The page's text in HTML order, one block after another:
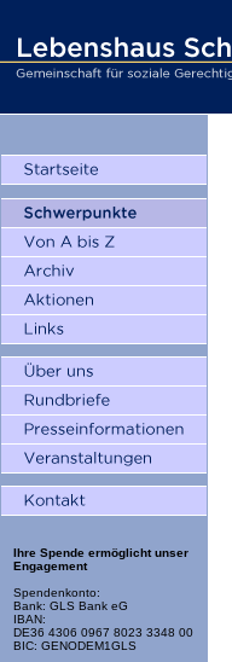
Ihre Spende ermöglicht unser
Engagement
Spendenkonto:
Bank: GLS Bank eG
IBAN:
DE36 4306 0967 8023 3348 00
BIC: GENODEM1GLS